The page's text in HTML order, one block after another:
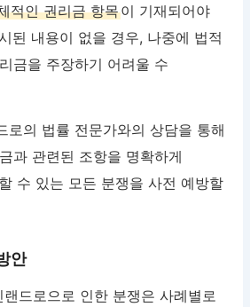
적인 권리금 항목이 기재되어야
된 내용이 없을 경우, 나중에 법적
금을 주장하기 어려울 수
로의 법률 전문가와의 상담을 통해
과 관련된 조항을 명확하게
수 있는 모든 분쟁을 사전 예방할
안
드로으로 인한 분쟁은 사례별로